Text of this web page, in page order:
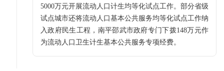
5000万元开展流动人口计生均等化试点工作。部分省级
试点城市还将流动人口基本公共服务均等化试点工作纳
入政府民生工程，南平邵武市政府专门下拨148万元作
为流动人口卫生计生基本公共服务专项经费。